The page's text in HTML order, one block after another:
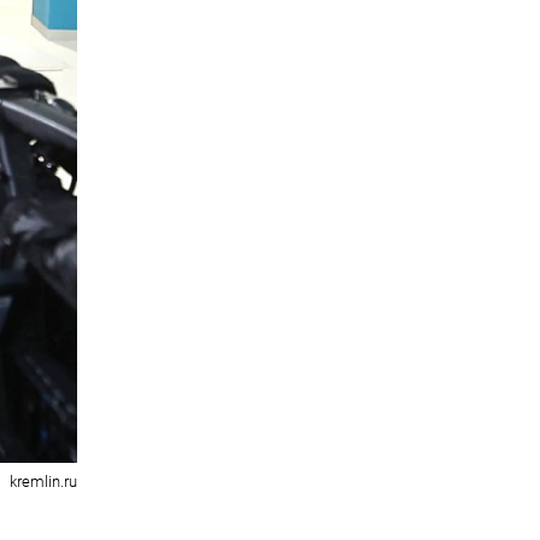
kremlin.ru